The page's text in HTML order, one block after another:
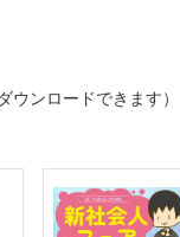
ウンロードできます）